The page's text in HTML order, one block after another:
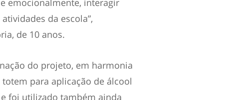
emocionalmente, interagir
da escola”,
de 10 anos.
do projeto, em harmonia
para aplicação de álcool
foi utilizado também ainda